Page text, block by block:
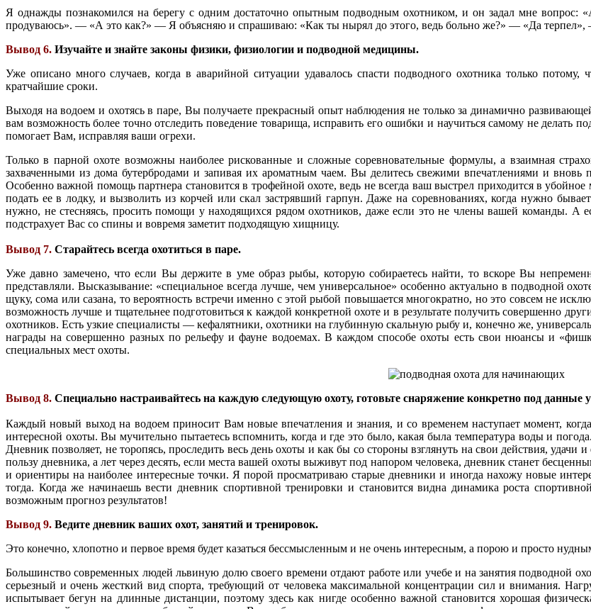
Я однажды познакомился на берегу с одним достаточно опытным подводным охотником, и он задал мне
продуваюсь». — «А это как?» — Я объясняю и спрашиваю: «Как ты нырял до этого, ведь больно же?» — «Да терпел»,
Вывод 6. Изучайте и знайте законы физики, физиологии и подводной медицины.
Уже описано много случаев, когда в аварийной ситуации удавалось спасти подводного охотника только
кратчайшие сроки.
Выходя на водоем и охотясь в паре, Вы получаете прекрасный опыт наблюдения не только за динамично
вам возможность более точно отследить поведение товарища, исправить его ошибки и научиться самому не делать
помогает Вам, исправляя ваши огрехи.
Только в парной охоте возможны наиболее рискованные и сложные соревновательные формулы, а взаимная
захваченными из дома бутербродами и запивая их ароматным чаем. Вы делитесь свежими впечатлениями и вновь
Особенно важной помощь партнера становится в трофейной охоте, ведь не всегда ваш выстрел приходится в
подать ее в лодку, и вызволить из корчей или скал застрявший гарпун. Даже на соревнованиях, когда нужно
нужно, не стесняясь, просить помощи у находящихся рядом охотников, даже если это не члены вашей команды. А
подстрахует Вас со спины и вовремя заметит подходящую хищницу.
Вывод 7. Старайтесь всегда охотиться в паре.
Уже давно замечено, что если Вы держите в уме образ рыбы, которую собираетесь найти, то вскоре Вы
представляли. Высказывание: «специальное всегда лучше, чем универсальное» особенно актуально в подводной
щуку, сома или сазана, то вероятность встречи именно с этой рыбой повышается многократно, но это совсем не
возможность лучше и тщательнее подготовиться к каждой конкретной охоте и в результате получить совершенно
охотников. Есть узкие специалисты — кефалятники, охотники на глубинную скальную рыбу и, конечно же,
награды на совершенно разных по рельефу и фауне водоемах. В каждом способе охоты есть свои нюансы и
специальных мест охоты.
Вывод 8. Специально настраивайтесь на каждую следующую охоту, готовьте снаряжение конкретно под данные
Каждый новый выход на водоем приносит Вам новые впечатления и знания, и со временем наступает момент,
интересной охоты. Вы мучительно пытаетесь вспомнить, когда и где это было, какая была температура воды и
Дневник позволяет, не торопясь, проследить весь день охоты и как бы со стороны взглянуть на свои действия,
пользу дневника, а лет через десять, если места вашей охоты выживут под напором человека, дневник станет
и ориентиры на наиболее интересные точки. Я порой просматриваю старые дневники и иногда нахожу новые
тогда. Когда же начинаешь вести дневник спортивной тренировки и становится видна динамика роста
возможным прогноз результатов!
Вывод 9. Ведите дневник ваших охот, занятий и тренировок.
Это конечно, хлопотно и первое время будет казаться бессмысленным и не очень интересным, а порою и просто
Большинство современных людей львиную долю своего времени отдают работе или учебе и на занятия подводной
серьезный и очень жесткий вид спорта, требующий от человека максимальной концентрации сил и внимания.
испытывает бегун на длинные дистанции, поэтому здесь как нигде особенно важной становится хорошая